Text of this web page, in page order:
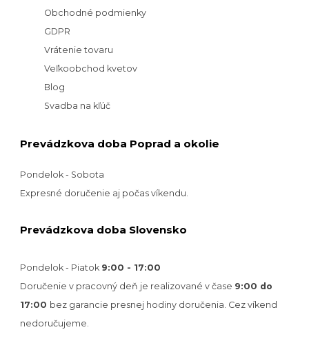
Obchodné podmienky
GDPR
Vrátenie tovaru
Veľkoobchod kvetov
Blog
Svadba na kľúč
Prevádzkova doba Poprad a okolie
Pondelok - Sobota
Expresné doručenie aj počas víkendu.
Prevádzkova doba Slovensko
Pondelok - Piatok 9:00 - 17:00
Doručenie v pracovný deň je realizované v čase 9:00 do
17:00 bez garancie presnej hodiny doručenia. Cez víkend
nedoručujeme.